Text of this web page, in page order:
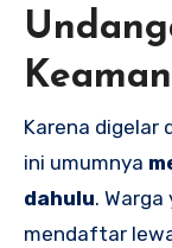
Karena digelar
ini umumnya
dahulu.
mendaftar